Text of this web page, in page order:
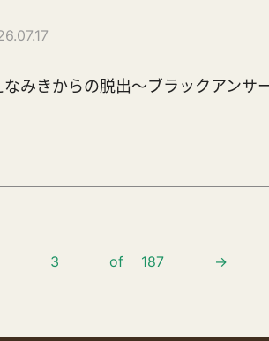
みきからの脱出～ブラックアンサ
3 of 187 →